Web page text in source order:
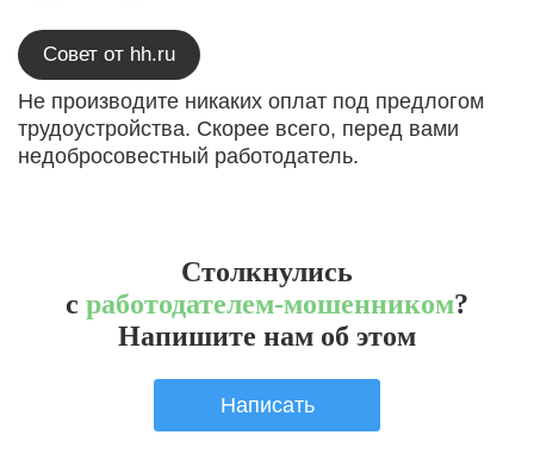
Совет от hh.ru
Не производите никаких оплат под предлогом
трудоустройства. Скорее всего, перед вами
недобросовестный работодатель.
Столкнулись
с работодателем-мошенником?
Напишите нам об этом
Написать